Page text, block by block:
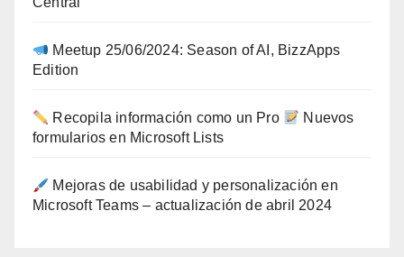
Meetup 25/06/2024: Season of AI, BizzApps
Edition
Recopila información como un Pro
Nuevos
formularios en Microsoft Lists
Mejoras de usabilidad y personalización en
Microsoft Teams – actualización de abril 2024